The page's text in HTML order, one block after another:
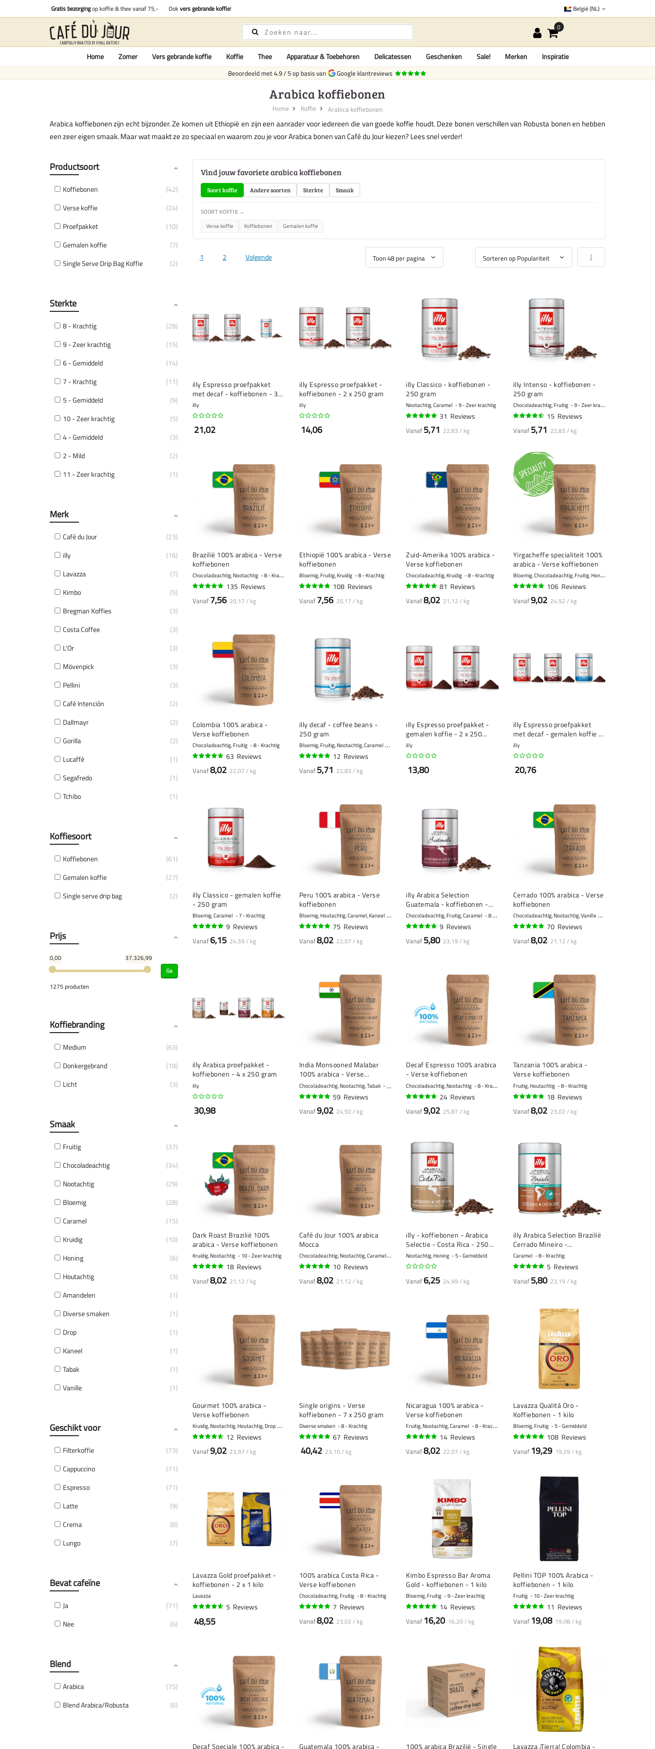
Gratis bezorgingop koffie & thee vanaf 75,- Ookvers gebrande koffie! België (NL)
Home Zomer Vers gebrande koffie Koffie Thee Apparatuur & Toebehoren Delicatessen Geschenken Sale! Merken Inspiratie
Beoordeeld met4.9/5op basis van Google klantreviews
Arabica koffiebonen
Home Koffie Arabica koffiebonen
Arabica koffiebonen zijn echt bijzonder. Ze komen uit Ethiopië en zijn een aanrader voor iedereen die van goede koffie houdt. Deze bonen verschillen van Robusta bonen en hebben
een zeer eigen smaak. Maar wat maakt ze zo speciaal en waarom zou je voor Arabica bonen van Café du Jour kiezen? Lees snel verder!
Vind jouw favoriete arabica koffiebonen
Soort koffie Andere soorten Sterkte Smaak
SOORT KOFFIE →
Verse koffie
Koffiebonen Gemalen koffie
1 2 Volgende Van laag naar hoog
illy Espresso proefpakket
met decaf - koffiebonen - 3 x
250 gram
illy
21,02
illy Espresso proefpakket -
koffiebonen - 2 x 250 gram
illy
14,06
illy Classico - koffiebonen -
250 gram
Nootachtig, Caramel 9 - Zeer krachtig
31 Reviews
Vanaf 5,71 22,83 / kg
illy Intenso - koffiebonen -
250 gram
Chocoladeachtig, Fruitig 9 - Zeer krachtig
15 Reviews
Vanaf 5,71 22,83 / kg
Brazilië 100% arabica - Verse
koffiebonen
Chocoladeachtig, Nootachtig 8 - Krachtig
135 Reviews
Vanaf 7,56 20,17 / kg
Ethiopië 100% arabica - Verse
koffiebonen
Bloemig, Fruitig, Kruidig 8 - Krachtig
108 Reviews
Vanaf 7,56 20,17 / kg
Zuid-Amerika 100% arabica -
Verse koffiebonen
Chocoladeachtig, Kruidig 8 - Krachtig
81 Reviews
Vanaf8,02 21,12 / kg
Yirgacheffe specialiteit 100%
arabica - Verse koffiebonen
B
loemig, Chocoladeachtig, Fruitig, Honing
106 Reviews
Vanaf9,02 24,92 / kg
Colombia 100% arabica -
Verse koffiebonen
Chocoladeachtig, Fruitig 8 - Krachtig
63 Reviews
Vanaf8,02 22,07 / kg
illy decaf - coffee beans -
250 gram
Bloemig, Fruitig, Nootachtig, Caramel 7 - Krachtig
12 Reviews
Vanaf 5,71 22,83 / kg
illy Espresso proefpakket -
gemalen koffie - 2 x 250
gram
illy
13,80
illy Espresso proefpakket
met decaf - gemalen koffie -
3 x 250 gram
illy
20,76
illy Classico - gemalen koffie
- 250 gram
Bloemig, Caramel 7 - Krachtig
9 Reviews
Vanaf 6,15 24,59 / kg
Peru 100% arabica - Verse
koffiebonen
Bloemig, Houtachtig, Caramel, Kaneel 7 - Krachtig
75 Reviews
Vanaf8,02 22,07 / kg
illy Arabica Selection
Guatemala - koffiebonen -
250 gram
Chocoladeachtig, Fruitig, Caramel 8 - Krachtig
9 Reviews
Vanaf 5,80 23,19 / kg
Cerrado 100% arabica - Verse
koffiebonen
Chocoladeachtig, Nootachtig, Vanille 5 - Gemiddeld
70 Reviews
Vanaf8,02 21,12 / kg
illy Arabica proefpakket -
koffiebonen - 4 x 250 gram
illy
30,98
India Monsooned Malabar
100% arabica - Verse
koffiebonen
Chocoladeachtig, Nootachtig, Tabak 10 - Zeer krachtig
59 Reviews
Vanaf9,02 24,92 / kg
Decaf Espresso 100% arabica
- Verse koffiebonen
Chocoladeachtig, Nootachtig 8 - Krachtig
24 Reviews
Vanaf9,02 25,87 / kg
Tanzania 100% arabica -
Verse koffiebonen
Fruitig, Houtachtig 8 - Krachtig
18 Reviews
Vanaf8,02 23,02 / kg
Dark Roast Brazilië 100%
arabica - Verse koffiebonen
Kruidig, Nootachtig 10 - Zeer krachtig
18 Reviews
Vanaf8,02 21,12 / kg
Café du Jour 100% arabica
Mocca
C
hocoladeachtig, Nootachtig, Caramel 6 - Gemiddeld
10 Reviews
Vanaf8,02 21,12 / kg
illy - koffiebonen - Arabica
Selectie - Costa Rica - 250
gram
Nootachtig, Honing 5 - Gemiddeld
Vanaf 6,25 24,99 / kg
illy Arabica Selection Brazilië
Cerrado Mineiro -
koffiebonen - 250 gram
Caramel 8 - Krachtig
5 Reviews
Vanaf 5,80 23,19 / kg
Gourmet 100% arabica -
Verse koffiebonen
Kruidig, Nootachtig, Houtachtig, Drop 6 - Gemiddeld
12 Reviews
Vanaf9,02 23,97 / kg
Single origins - Verse
koffiebonen - 7 x 250 gram
Diverse smaken 8 - Krachtig
67 Reviews
40,42 23,10 / kg
Nicaragua 100% arabica -
Verse koffiebonen
Fruitig, Nootachtig, Caramel 8 - Krachtig
14 Reviews
Vanaf8,02 22,07 / kg
Lavazza Qualità Oro -
Koffiebonen - 1 kilo
Bloemig, Fruitig 5 - Gemiddeld
108 Reviews
Vanaf 19,29 19,29 / kg
Lavazza Gold proefpakket -
koffiebonen - 2 x 1 kilo
Lavazza
5 Reviews
48,55
100% arabica Costa Rica -
Verse koffiebonen
Chocoladeachtig, Fruitig 8 - Krachtig
7 Reviews
Vanaf8,02 23,02 / kg
Kimbo Espresso Bar Aroma
Gold - koffiebonen - 1 kilo
Bloemig, Fruitig 9 - Zeer krachtig
14 Reviews
Vanaf 16,20 16,20 / kg
Pellini TOP 100% Arabica -
koffiebonen - 1 kilo
Fruitig 10 - Zeer krachtig
11 Reviews
Vanaf 19,08 19,08 / kg
Decaf Speciale 100% arabica - Guatemala 100% arabica - 100% arabica Brazilië - Single Lavazza ¡Tierra! Colombia -
Productsoort
Koffiebonen
42
Verse koffie
24
Proefpakket
10
Gemalen koffie
7
Single Serve Drip Bag Koffie
2
Sterkte
8 - Krachtig
28
9 - Zeer krachtig
15
6 - Gemiddeld
14
7 - Krachtig
11
5 - Gemiddeld
9
10 - Zeer krachtig
5
4 - Gemiddeld
3
2 - Mild
2
11 - Zeer krachtig
1
Merk
Café du Jour
23
illy
16
Lavazza
7
Kimbo
5
Bregman Koffies
3
Costa Coffee
3
L'Or
3
Mövenpick
3
Pellini
3
Café Intención
2
Dallmayr
2
Gorilla
2
Lucaffé
1
Segafredo
1
Tchibo
1
Koffiesoort
Koffiebonen
61
Gemalen koffie
27
Single serve drip bag
2
Prijs
0,00 37.326,99
Ga
1275 producten
Koffiebranding
Medium
63
Donkergebrand
18
Licht
3
Smaak
Fruitig
37
Chocoladeachtig
34
Nootachtig
29
Bloemig
28
Caramel
15
Kruidig
10
Honing
6
Houtachtig
3
Amandelen
1
Diverse smaken
1
Drop
1
Kaneel
1
Tabak
1
Vanille
1
Geschikt voor
Filterkoffie
73
Cappuccino
71
Espresso
71
Latte
9
Crema
8
Lungo
7
Bevat cafeïne
Ja
71
Nee
6
Blend
Arabica
75
Blend Arabica/Robusta
6